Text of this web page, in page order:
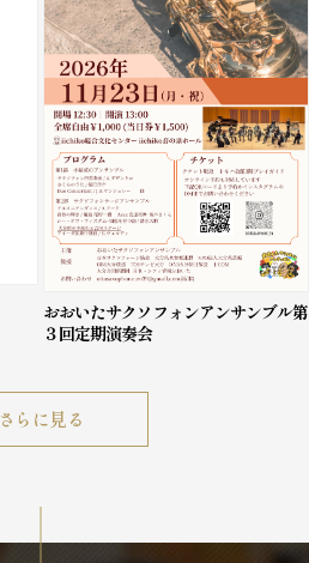
おおいたサクソフォンアンサンブル第
３回定期演奏会
さらに見る